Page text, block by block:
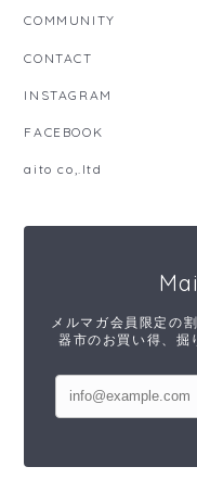
COMMUNITY
CONTACT
INSTAGRAM
FACEBOOK
aito co,.ltd
メルマガ会員限定の
器市のお買い得、掘